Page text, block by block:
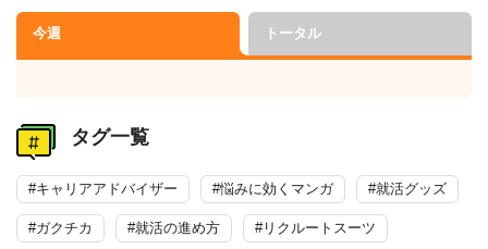
今週 トータル
タグ一覧
#キャリアアドバイザー #悩みに効くマンガ #就活グッズ
#ガクチカ #就活の進め方 #リクルートスーツ